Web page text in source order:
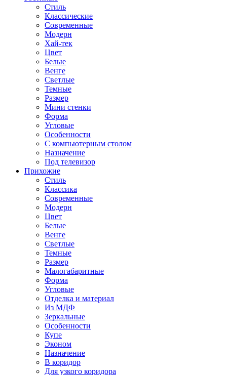
Стиль
Классические
Современные
Модерн
Хай-тек
Цвет
Белые
Венге
Светлые
Темные
Размер
Мини стенки
Форма
Угловые
Особенности
С компьютерным столом
Назначение
Под телевизор
Прихожие
Стиль
Классика
Современные
Модерн
Цвет
Белые
Венге
Светлые
Темные
Размер
Малогабаритные
Форма
Угловые
Отделка и материал
Из МДФ
Зеркальные
Особенности
Купе
Эконом
Назначение
В коридор
Для узкого коридора